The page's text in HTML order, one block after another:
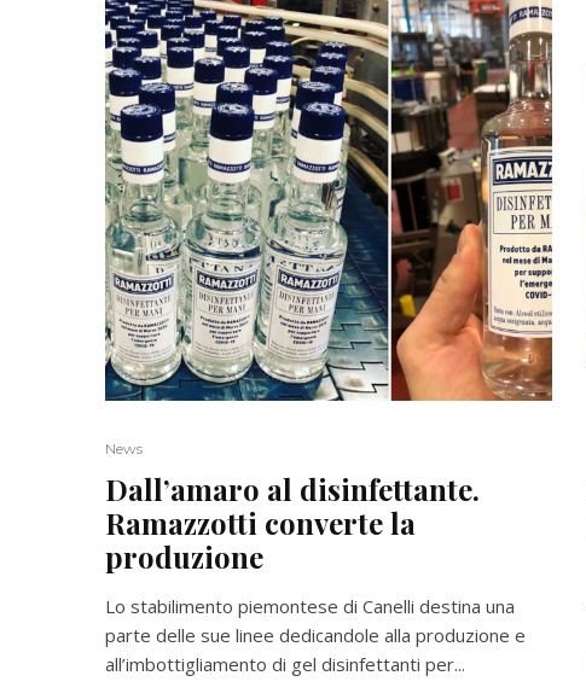
News
Dall’amaro al disinfettante.
Ramazzotti converte la
produzione
Lo stabilimento piemontese di Canelli destina una
parte delle sue linee dedicandole alla produzione e
all’imbottigliamento di gel disinfettanti per...